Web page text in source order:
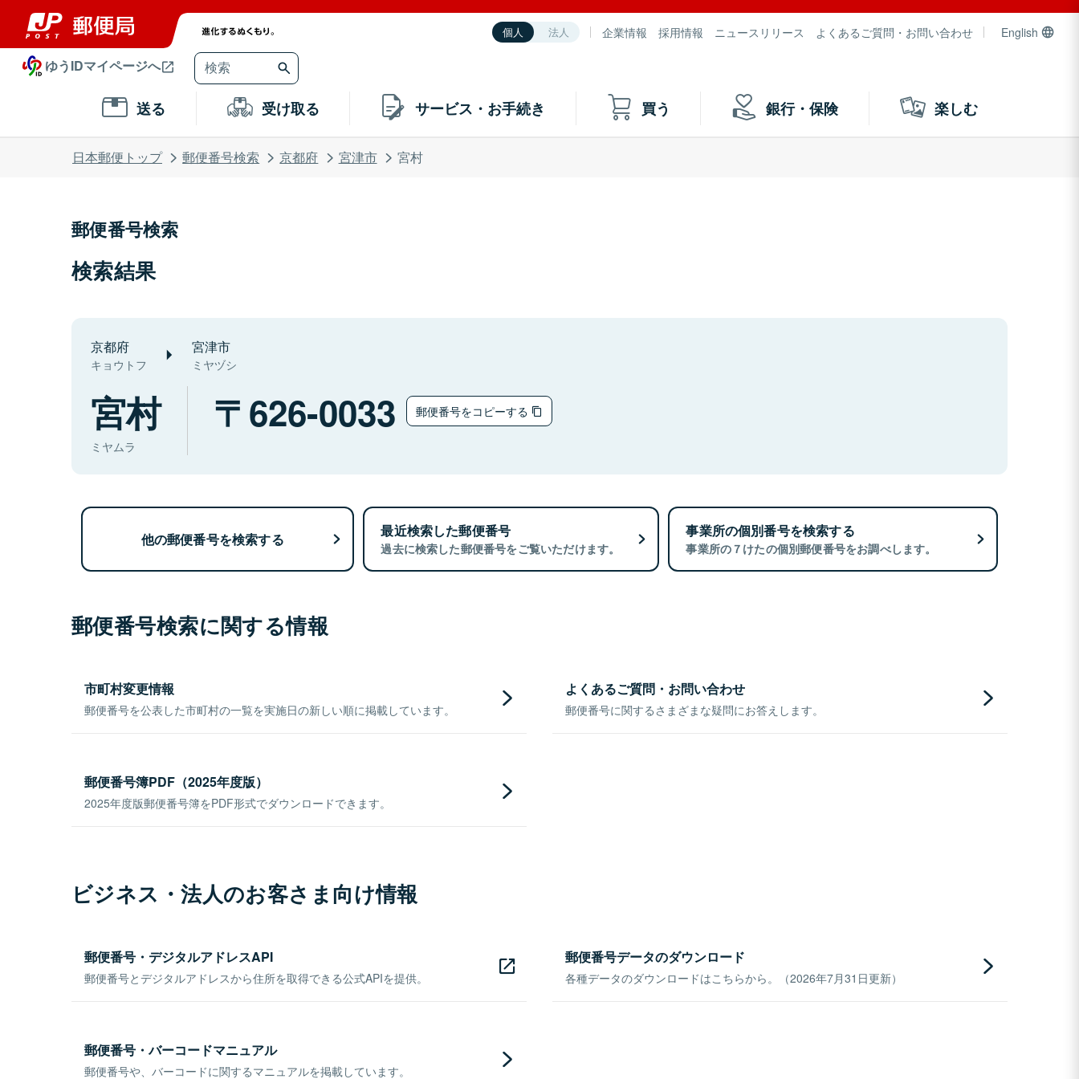
個人 法人 企業情報 採用情報 ニュースリリース よくあるご質問・お問い合わせ English
ゆうIDマイページへ
送る 受け取る サービス・お手続き 買う 銀行・保険 楽しむ
日本郵便トップ 郵便番号検索 京都府 宮津市 宮村
郵便番号検索
検索結果
京都府
キョウトフ
宮津市
ミヤヅシ
宮村
ミヤムラ
626-0033 郵便番号をコピーする
他の郵便番号を検索する 最近検索した郵便番号
過去に検索した郵便番号をご覧いただけます。
事業所の個別番号を検索する
事業所の７けたの個別郵便番号をお調べします。
郵便番号検索に関する情報
市町村変更情報
郵便番号を公表した市町村の一覧を実施日の新しい順に掲載しています。
よくあるご質問・お問い合わせ
郵便番号に関するさまざまな疑問にお答えします。
郵便番号簿PDF（2025年度版）
2025年度版郵便番号簿をPDF形式でダウンロードできます。
ビジネス・法人のお客さま向け情報
郵便番号・デジタルアドレスAPI
郵便番号とデジタルアドレスから住所を取得できる公式APIを提供。
郵便番号データのダウンロード
各種データのダウンロードはこちらから。（2026年7月31日更新）
郵便番号・バーコードマニュアル
郵便番号や、バーコードに関するマニュアルを掲載しています。